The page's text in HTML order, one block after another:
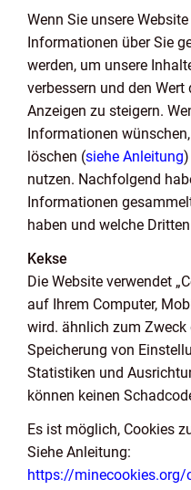
Wenn Sie unsere
Informationen über Sie
werden, um unsere
verbessern und den
Anzeigen zu steigern.
Informationen
löschen (siehe Anleitung
nutzen. Nachfolgend
Informationen
haben und welche
Kekse
Die Website verwendet
auf Ihrem Computer,
wird. ähnlich zum Zweck
Speicherung von
Statistiken und
können keinen
Es ist möglich, Cookies
Siehe Anleitung:
https://minecookies.org/